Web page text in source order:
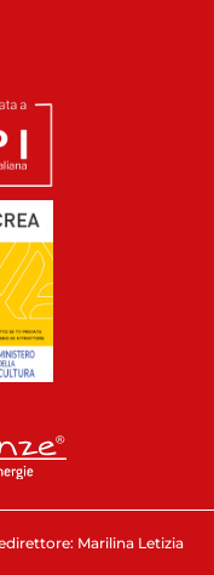
Marilina Letizia